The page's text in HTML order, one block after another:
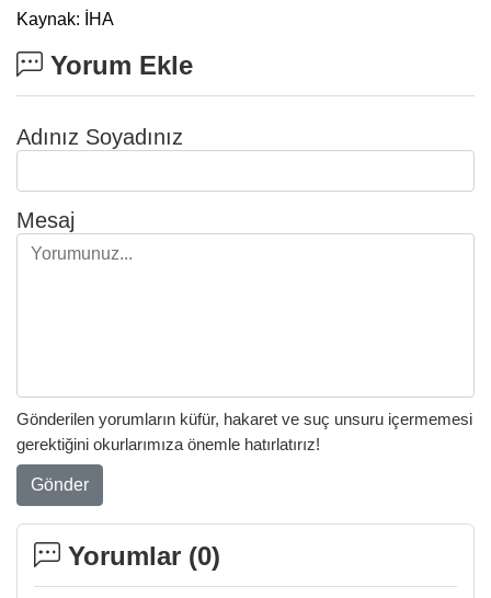
Kaynak: İHA
Yorum Ekle
Adınız Soyadınız
Mesaj
Gönderilen yorumların küfür, hakaret ve suç unsuru içermemesi
gerektiğini okurlarımıza önemle hatırlatırız!
Gönder
Yorumlar (0)